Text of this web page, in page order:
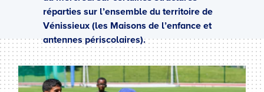
réparties sur l’ensemble du territoire de
Vénissieux (les Maisons de l’enfance et
antennes périscolaires).